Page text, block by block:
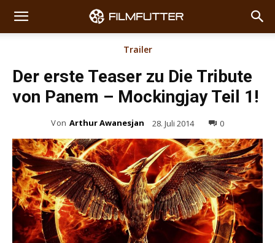
Trailer
Der erste Teaser zu Die Tribute
von Panem – Mockingjay Teil 1!
Von Arthur Awanesjan 28. Juli 2014 0